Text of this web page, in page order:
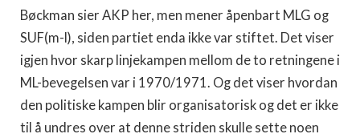
Bøckman sier AKP her, men mener åpenbart MLG og
SUF(m-l), siden partiet enda ikke var stiftet. Det viser
igjen hvor skarp linjekampen mellom de to retningene i
ML-bevegelsen var i 1970/1971. Og det viser hvordan
den politiske kampen blir organisatorisk og det er ikke
til å undres over at denne striden skulle sette noen